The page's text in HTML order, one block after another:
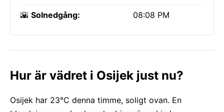
🌇 Solnedgång: 08:08 PM
Hur är vädret i Osijek just nu?
Osijek har 23°C denna timme, soligt ovan. En